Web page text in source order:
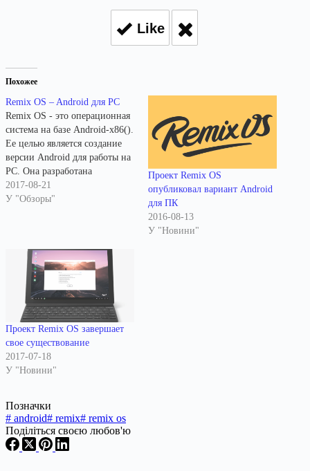
Like
Похожее
Remix OS – Android для PC
Remix OS - это операционная
система на базе Android-x86().
Ее целью является создание
версии Android для работы на
PC. Она разработана
компанией Jide Technology.
Последняя версия Remix OS
операционную систему, имеет
процессор AMD Athlon и 2 Гб
оперативной памяти. Remix
OS устанавливалась…
2017-08-21
У "Обзоры"
Проект Remix OS
опубликовал вариант Android
для ПК
2016-08-13
У "Новини"
Проект Remix OS завершает
свое существование
2017-07-18
У "Новини"
Позначки
# android# remix# remix os
Поділіться своєю любов'ю